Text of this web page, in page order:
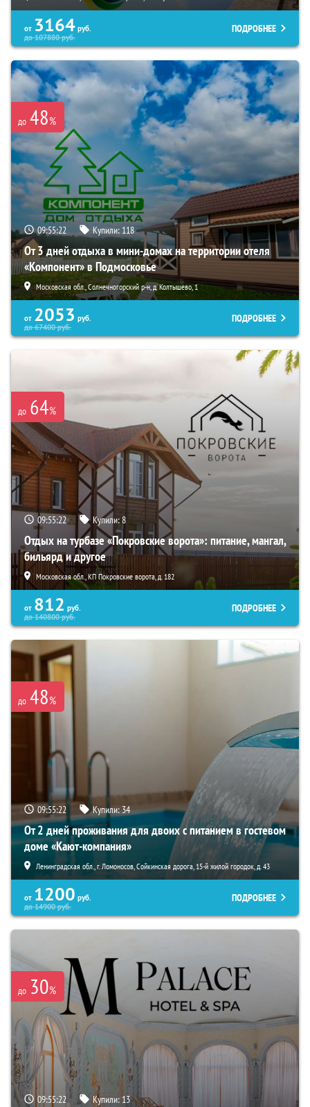
от 3164 руб.
до107880руб.
ПОДРОБНЕЕ
до 48%
09:55:21 Купили: 118
От 3 дней отдыха в мини-домах на территории отеля
«Компонент» в Подмосковье
Московская обл., Солнечногорский р-н, д. Колтышево, 1
от 2053 руб.
до67400руб.
ПОДРОБНЕЕ
до 64%
09:55:21 Купили:8
Отдых на турбазе «Покровские ворота»: питание, мангал,
бильярд и другое
Московская обл., КП Покровские ворота, д. 182
от 812 руб.
до140800руб.
ПОДРОБНЕЕ
до 48%
09:55:21 Купили:34
От 2 дней проживания для двоих с питанием в гостевом
доме «Кают-компания»
Ленинградская обл., г. Ломоносов, Сойкинская дорога, 15-й жилой городок, д. 43
от 1200 руб.
до14900руб.
ПОДРОБНЕЕ
до 30%
09:55:21 Купили:13